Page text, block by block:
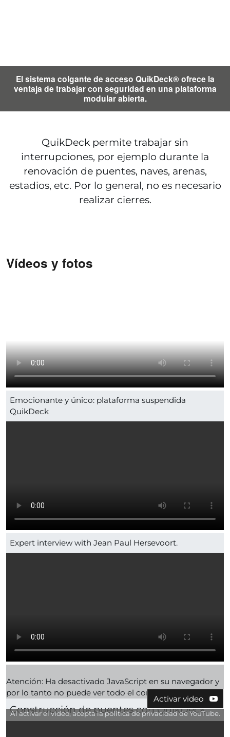
El sistema colgante de acceso QuikDeck® ofrece la
ventaja de trabajar con seguridad en una plataforma
modular abierta.
QuikDeck permite trabajar sin
interrupciones, por ejemplo durante la
renovación de puentes, naves, arenas,
estadios, etc. Por lo general, no es necesario
realizar cierres.
Vídeos y fotos
Emocionante y único: plataforma suspendida
QuikDeck
Expert interview with Jean Paul Hersevoort.
Activar video
Al activar el video, acepta la política de privacidad de YouTube.
Atención: Ha desactivado JavaScript en su navegador y
por lo tanto no puede ver todo el contenido.
Construcción de puentes con QuikDeck